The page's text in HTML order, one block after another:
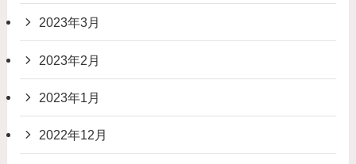
2023年3月
2023年2月
2023年1月
2022年12月